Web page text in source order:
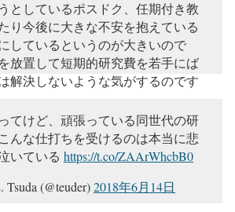
としているポスドク、任期付き教
り今後に大きな不安を抱えている
しているというのが大きいので
放置して短期的研究費を若手にば
解決しないような気がするのです
っさん (@tsuyomiyakawa)2018年6
てけど、頑張っている同世代の研
んな仕打ちを受けるのは本当に悲
いている https://t.co/ZAArWhcbB0
(@teuder)2018年6月14日